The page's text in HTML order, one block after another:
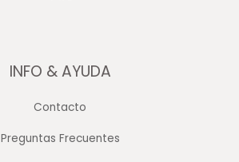
INFO & AYUDA
Contacto
Preguntas Frecuentes